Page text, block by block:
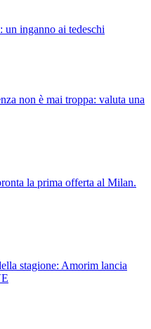
un inganno ai tedeschi
non è mai troppa: valuta una
la prima offerta al Milan.
stagione: Amorim lancia